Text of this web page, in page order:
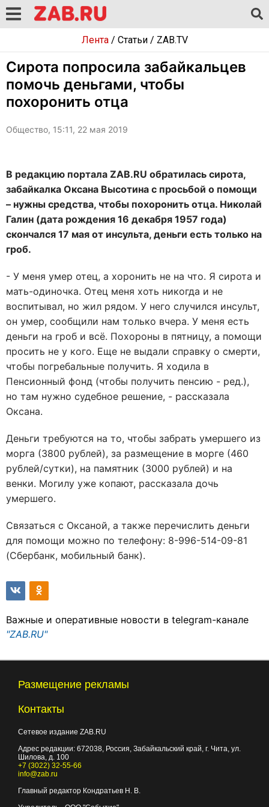
Лента/ Статьи/ ZAB.TV
Сирота попросила забайкальцев
помочь деньгами, чтобы
похоронить отца
Общество, 15:11, 22 мая 2019
В редакцию портала ZAB.RU обратилась сирота,
забайкалка Оксана Высотина с просьбой о помощи
– нужны средства, чтобы похоронить отца. Николай
Галин (дата рождения 16 декабря 1957 года)
скончался 17 мая от инсульта, деньги есть только на
гроб.
- У меня умер отец, а хоронить не на что. Я сирота и
мать-одиночка. Отец меня хоть никогда и не
воспитывал, но жил рядом. У него случился инсульт,
он умер, сообщили нам только вчера. У меня есть
деньги на гроб и всё. Похороны в пятницу, а помощи
просить не у кого. Еще не выдали справку о смерти,
чтобы погребальные получить. Я ходила в
Пенсионный фонд (чтобы получить пенсию - ред.),
но там нужно судебное решение, - рассказала
Оксана.
Деньги требуются на то, чтобы забрать умершего из
морга (3800 рублей), за размещение в морге (460
рублей/сутки), на памятник (3000 рублей) и на
венки. Могилу уже копают, рассказала дочь
умершего.
Связаться с Оксаной, а также перечислить деньги
для помощи можно по телефону: 8-996-514-09-81
(Сбербанк, мобильный банк).
Важные и оперативные новости в telegram-канале
"ZAB.RU"
Размещение рекламы
Контакты
Сетевое издание ZAB.RU
Адрес редакции: 672038, Россия, Забайкальский край, г. Чита, ул.
Шилова, д. 100
+7 (3022) 32-55-66
info@zab.ru
Главный редактор Кондратьев Н. В.